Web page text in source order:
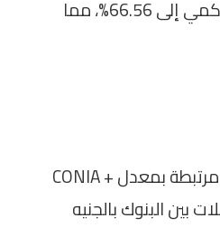
نصف سنويًا، مع إمكانية صرفه في نهاية المدة. يصل العائد التراكمي إلى 66.56%، مما
تجدر الإشارة إلى أن الشهادة الثلاثية ذات العائد المتغير الشهري مرتبطة بمعدل CONIA +
بين البنوك بالجنيه